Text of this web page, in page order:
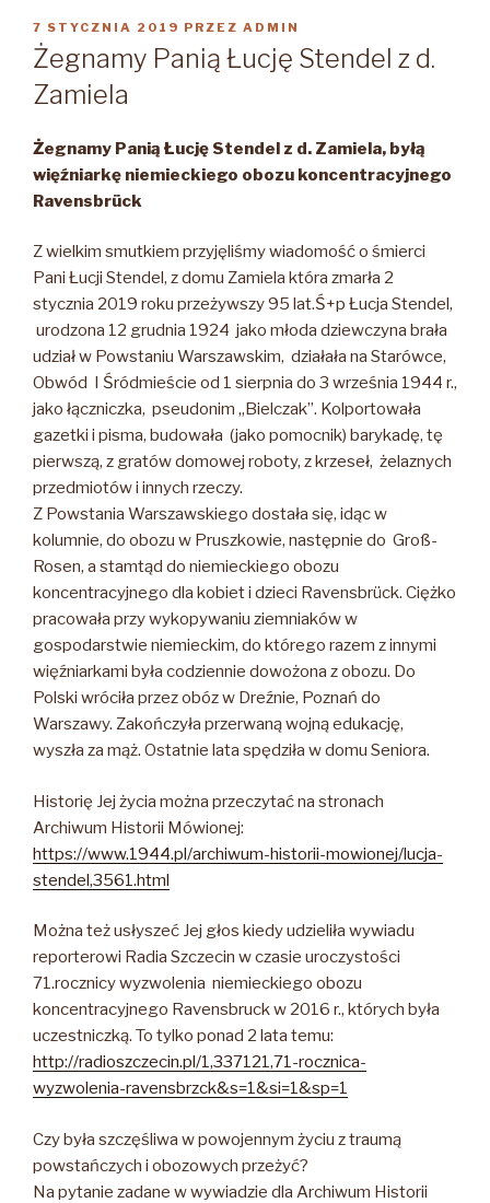
OPUBLIKOWANE
W
7 STYCZNIA 2019 PRZEZ ADMIN
Żegnamy Panią Łucję Stendel z d.
Zamiela
Żegnamy Panią Łucję Stendel z d. Zamiela, byłą
więźniarkę niemieckiego obozu koncentracyjnego
Ravensbrück
Z wielkim smutkiem przyjęliśmy wiadomość o śmierci
Pani Łucji Stendel, z domu Zamiela która zmarła 2
stycznia 2019 roku przeżywszy 95 lat.Ś+p Łucja Stendel,
urodzona 12 grudnia 1924 jako młoda dziewczyna brała
udział w Powstaniu Warszawskim, działała na Starówce,
Obwód I Śródmieście od 1 sierpnia do 3 września 1944 r.,
jako łączniczka, pseudonim „Bielczak”. Kolportowała
gazetki i pisma, budowała (jako pomocnik) barykadę, tę
pierwszą, z gratów domowej roboty, z krzeseł, żelaznych
przedmiotów i innych rzeczy.
Z Powstania Warszawskiego dostała się, idąc w
kolumnie, do obozu w Pruszkowie, następnie do Groß-
Rosen, a stamtąd do niemieckiego obozu
koncentracyjnego dla kobiet i dzieci Ravensbrück. Ciężko
pracowała przy wykopywaniu ziemniaków w
gospodarstwie niemieckim, do którego razem z innymi
więźniarkami była codziennie dowożona z obozu. Do
Polski wróciła przez obóz w Dreźnie, Poznań do
Warszawy. Zakończyła przerwaną wojną edukację,
wyszła za mąż. Ostatnie lata spędziła w domu Seniora.
Historię Jej życia można przeczytać na stronach
Archiwum Historii Mówionej:
https://www.1944.pl/archiwum-historii-mowionej/lucja-
stendel,3561.html
Można też usłyszeć Jej głos kiedy udzieliła wywiadu
reporterowi Radia Szczecin w czasie uroczystości
71.rocznicy wyzwolenia niemieckiego obozu
koncentracyjnego Ravensbruck w 2016 r., których była
uczestniczką. To tylko ponad 2 lata temu:
http://radioszczecin.pl/1,337121,71-rocznica-
wyzwolenia-ravensbrzck&s=1&si=1&sp=1
Czy była szczęśliwa w powojennym życiu z traumą
powstańczych i obozowych przeżyć?
Na pytanie zadane w wywiadzie dla Archiwum Historii